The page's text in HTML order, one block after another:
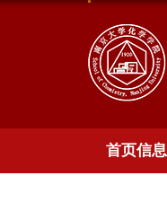
首页信息